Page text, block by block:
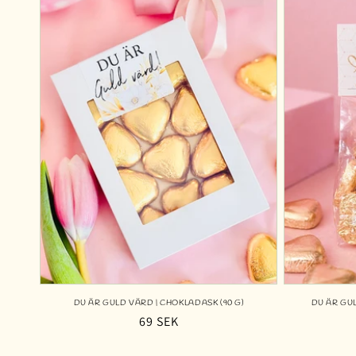
DU ÄR GULD VÄRD | CHOKLADASK (90 G)
Ordinarie
69 SEK
DU ÄR